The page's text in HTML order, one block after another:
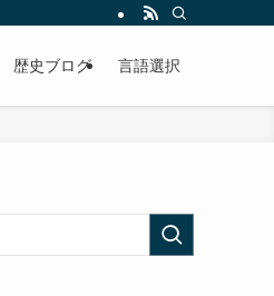
歴史ブログ 言語選択